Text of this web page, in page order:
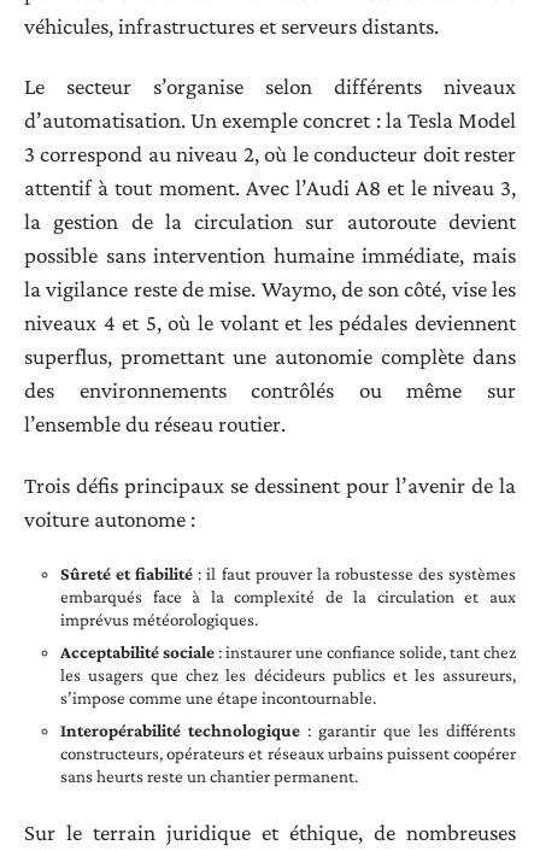
véhicules, infrastructures et serveurs distants.
Le secteur s’organise selon différents niveaux
d’automatisation. Un exemple concret : la Tesla Model
3 correspond au niveau 2, où le conducteur doit rester
attentif à tout moment. Avec l’Audi A8 et le niveau 3,
la gestion de la circulation sur autoroute devient
possible sans intervention humaine immédiate, mais
la vigilance reste de mise. Waymo, de son côté, vise les
niveaux 4 et 5, où le volant et les pédales deviennent
superflus, promettant une autonomie complète dans
des environnements contrôlés ou même sur
l’ensemble du réseau routier.
Trois défis principaux se dessinent pour l’avenir de la
voiture autonome :
Sûreté et fiabilité : il faut prouver la robustesse des systèmes
embarqués face à la complexité de la circulation et aux
imprévus météorologiques.
Acceptabilité sociale: instaurer une confiance solide, tant chez
les usagers que chez les décideurs publics et les assureurs,
s’impose comme une étape incontournable.
Interopérabilité technologique : garantir que les différents
constructeurs, opérateurs et réseaux urbains puissent coopérer
sans heurts reste un chantier permanent.
Sur le terrain juridique et éthique, de nombreuses